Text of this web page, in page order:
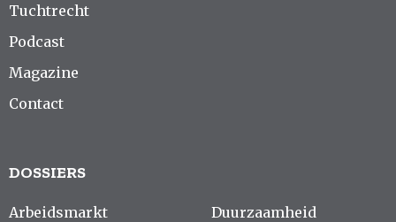
Tuchtrecht
Podcast
Magazine
Contact
DOSSIERS
Arbeidsmarkt
Duurzaamheid